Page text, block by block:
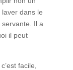
dans le
servante. Il a
il peut
facile,